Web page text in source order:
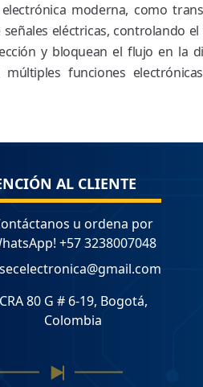
moderna, como
eléctricas, controlando
y bloquean el flujo en la
funciones
AL CLIENTE
u ordena por
+57 3238007048
CRA 80 G # 6-19, Bogotá,
Colombia